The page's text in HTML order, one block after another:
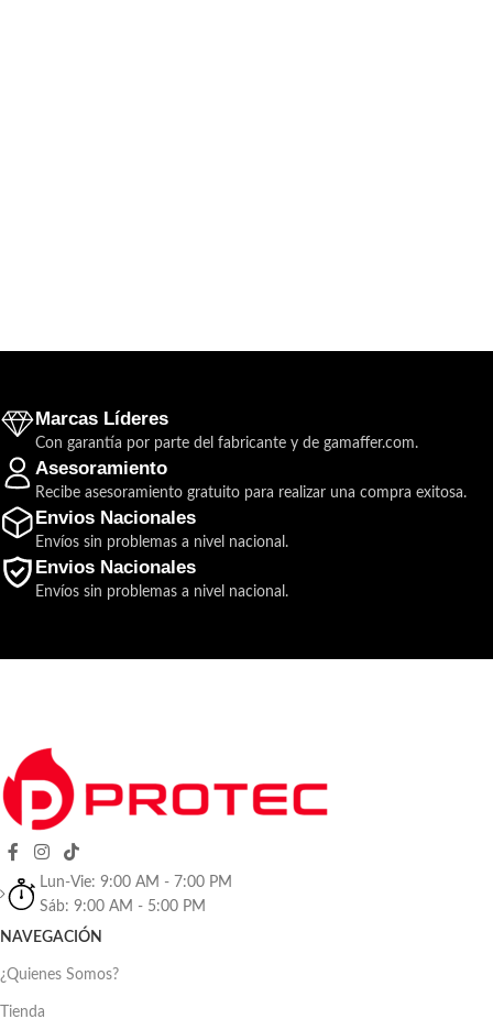
Marcas Líderes
Con garantía por parte del fabricante y de gamaffer.com.
Asesoramiento
Recibe asesoramiento gratuito para realizar una compra exitosa.
Envios Nacionales
Envíos sin problemas a nivel nacional.
Envios Nacionales
Envíos sin problemas a nivel nacional.
Lun-Vie: 9:00 AM - 7:00 PM
Sáb: 9:00 AM - 5:00 PM
NAVEGACIÓN
¿Quienes Somos?
Tienda